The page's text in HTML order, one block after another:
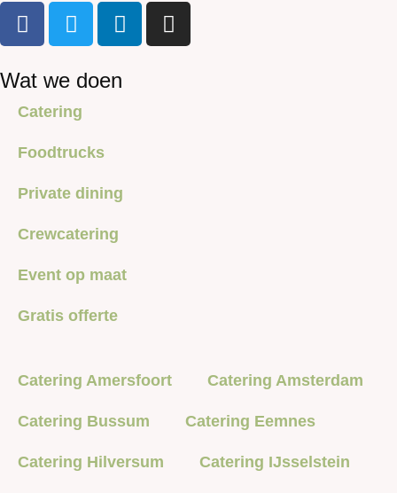
Wat we doen
Catering
Foodtrucks
Private dining
Crewcatering
Event op maat
Gratis offerte
Catering Amersfoort Catering Amsterdam
Catering Bussum Catering Eemnes
Catering Hilversum Catering IJsselstein